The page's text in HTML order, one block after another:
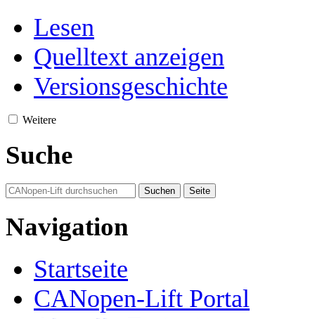
Lesen
Quelltext anzeigen
Versionsgeschichte
Weitere
Suche
Navigation
Startseite
CANopen-Lift Portal